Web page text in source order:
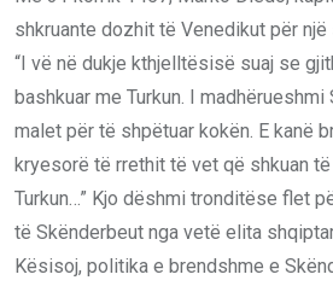
shkruante dozhit të Venedikut për
“I vë në dukje kthjelltësisë suaj se
bashkuar me Turkun. I madhërueshmi
malet për të shpëtuar kokën. E kanë
kryesorë të rrethit të vet që shkuan
Turkun…” Kjo dëshmi tronditëse flet
të Skënderbeut nga vetë elita
Kësisoj, politika e brendshme e